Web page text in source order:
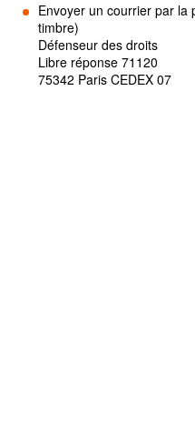
Envoyer un courrier par la
timbre)
Défenseur des droits
Libre réponse 71120
75342 Paris CEDEX 07